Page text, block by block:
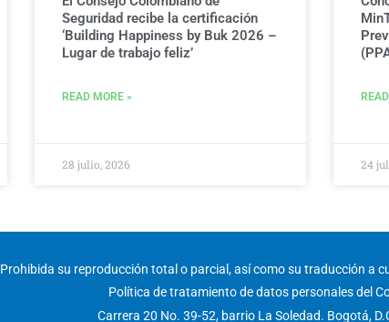
Seguridad recibe la certificación
‘Building Happiness by Buk 2026 –
Lugar de trabajo feliz’
READ MORE »
28 julio, 2026 24
Prohibida su reproducción total o parcial, así como su traducción a
Política de tratamiento de datos personales del
Carrera 20 No. 39-52, barrio La Soledad. Bogotá,